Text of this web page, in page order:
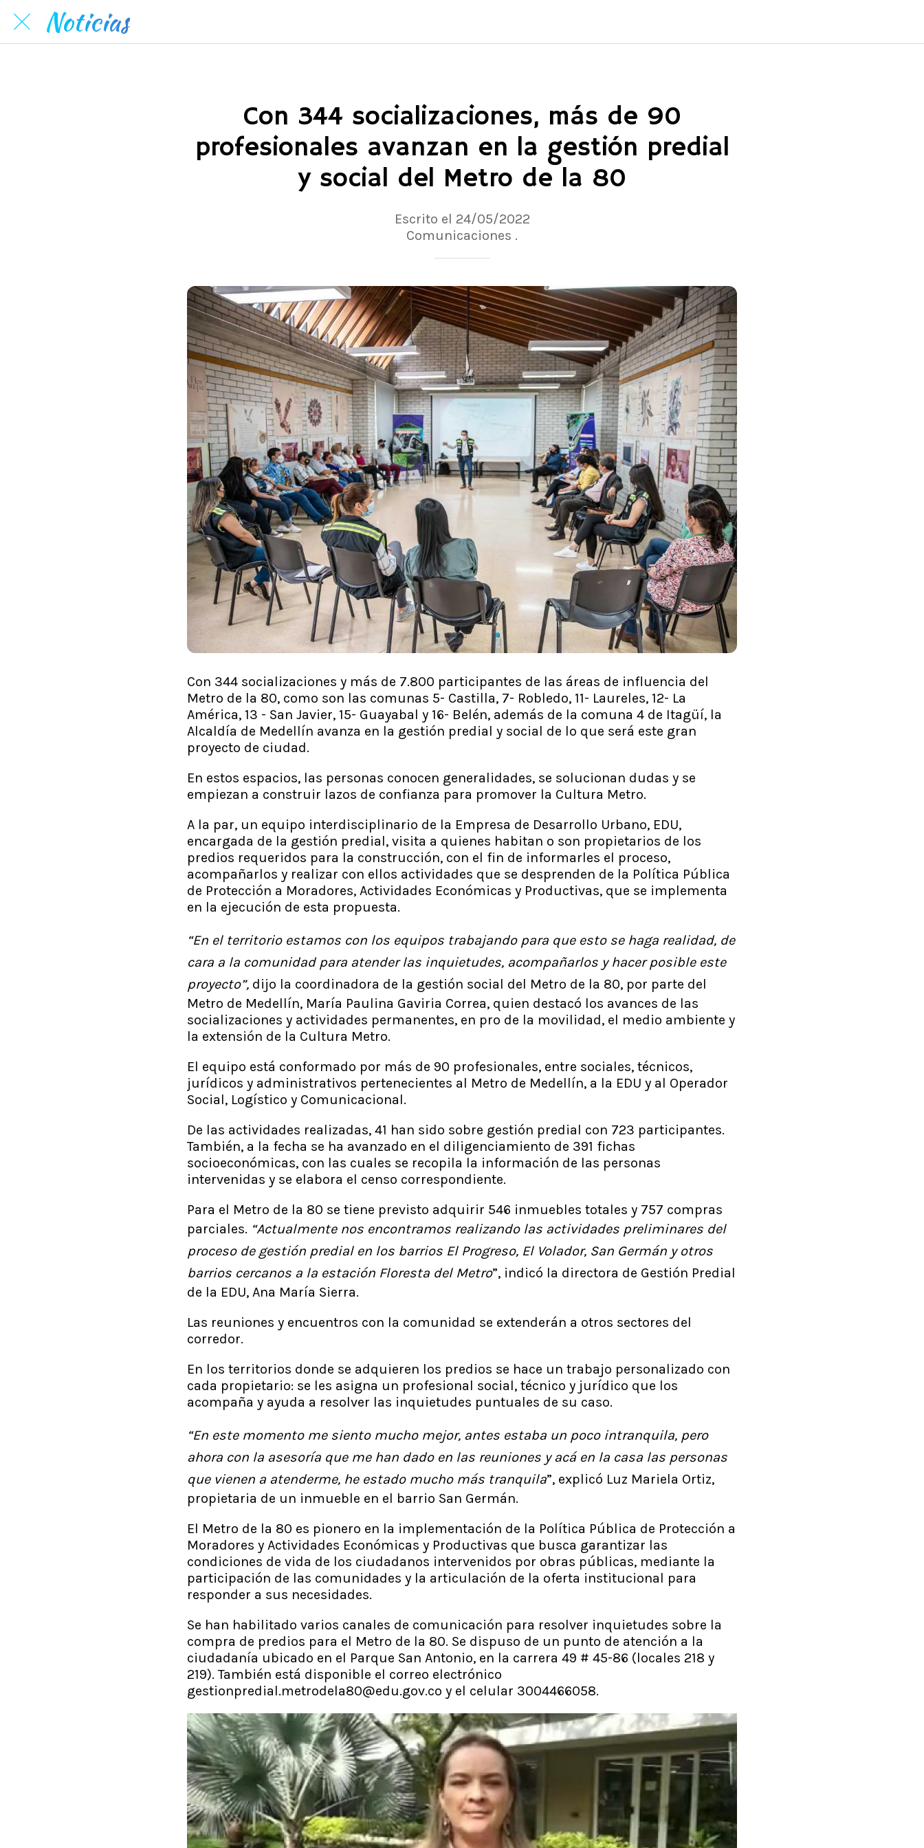
Noticias
Con 344 socializaciones, más de 90
profesionales avanzan en la gestión predial
y social del Metro de la 80
Escrito el 24/05/2022
Comunicaciones .
Con 344 socializaciones y más de 7.800 participantes de las áreas de influencia del
Metro de la 80, como son las comunas 5- Castilla, 7- Robledo, 11- Laureles, 12- La
América, 13 - San Javier, 15- Guayabal y 16- Belén, además de la comuna 4 de Itagüí, la
Alcaldía de Medellín avanza en la gestión predial y social de lo que será este gran
proyecto de ciudad.
En estos espacios, las personas conocen generalidades, se solucionan dudas y se
empiezan a construir lazos de confianza para promover la Cultura Metro.
A la par, un equipo interdisciplinario de la Empresa de Desarrollo Urbano, EDU,
encargada de la gestión predial, visita a quienes habitan o son propietarios de los
predios requeridos para la construcción, con el fin de informarles el proceso,
acompañarlos y realizar con ellos actividades que se desprenden de la Política Pública
de Protección a Moradores, Actividades Económicas y Productivas, que se implementa
en la ejecución de esta propuesta.
“En el territorio estamos con los equipos trabajando para que esto se haga realidad, de
cara a la comunidad para atender las inquietudes, acompañarlos y hacer posible este
proyecto”, dijo la coordinadora de la gestión social del Metro de la 80, por parte del
Metro de Medellín, María Paulina Gaviria Correa, quien destacó los avances de las
socializaciones y actividades permanentes, en pro de la movilidad, el medio ambiente y
la extensión de la Cultura Metro.
El equipo está conformado por más de 90 profesionales, entre sociales, técnicos,
jurídicos y administrativos pertenecientes al Metro de Medellín, a la EDU y al Operador
Social, Logístico y Comunicacional.
De las actividades realizadas, 41 han sido sobre gestión predial con 723 participantes.
También, a la fecha se ha avanzado en el diligenciamiento de 391 fichas
socioeconómicas, con las cuales se recopila la información de las personas
intervenidas y se elabora el censo correspondiente.
Para el Metro de la 80 se tiene previsto adquirir 546 inmuebles totales y 757 compras
parciales. “Actualmente nos encontramos realizando las actividades preliminares del
proceso de gestión predial en los barrios El Progreso, El Volador, San Germán y otros
barrios cercanos a la estación Floresta del Metro”, indicó la directora de Gestión Predial
de la EDU, Ana María Sierra.
Las reuniones y encuentros con la comunidad se extenderán a otros sectores del
corredor.
En los territorios donde se adquieren los predios se hace un trabajo personalizado con
cada propietario: se les asigna un profesional social, técnico y jurídico que los
acompaña y ayuda a resolver las inquietudes puntuales de su caso.
“En este momento me siento mucho mejor, antes estaba un poco intranquila, pero
ahora con la asesoría que me han dado en las reuniones y acá en la casa las personas
que vienen a atenderme, he estado mucho más tranquila”, explicó Luz Mariela Ortiz,
propietaria de un inmueble en el barrio San Germán.
El Metro de la 80 es pionero en la implementación de la Política Pública de Protección a
Moradores y Actividades Económicas y Productivas que busca garantizar las
condiciones de vida de los ciudadanos intervenidos por obras públicas, mediante la
participación de las comunidades y la articulación de la oferta institucional para
responder a sus necesidades.
Se han habilitado varios canales de comunicación para resolver inquietudes sobre la
compra de predios para el Metro de la 80. Se dispuso de un punto de atención a la
ciudadanía ubicado en el Parque San Antonio, en la carrera 49 # 45-86 (locales 218 y
219). También está disponible el correo electrónico
gestionpredial.metrodela80@edu.gov.co y el celular 3004466058.